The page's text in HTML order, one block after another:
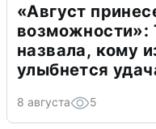
«Август
возможности»:
назвала, кому
улыбнется
8 августа 5